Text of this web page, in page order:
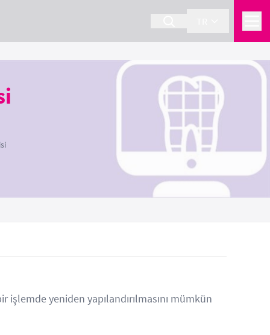
yeniden yapılandırılmasını mümkün